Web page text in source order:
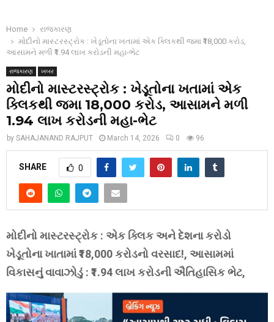
Home
રાજકારણ
મોદીનો માસ્ટરસ્ટ્રોક : ખેડૂતોના ખતામાં એક ક્લિકથી જમા ₹18,000 કરોડ,
આસામને મળી ₹1.94 લાખ કરોડની મહા-ભેટ
રાજકારણ ખબર
મોદીનો માસ્ટરસ્ટ્રોક : ખેડૂતોના ખતામાં એક
ક્લિકથી જમા ₹18,000 કરોડ, આસામને મળી
₹1.94 લાખ કરોડની મહા-ભેટ
by SAHAJANAND RAJPUT March 14, 2026 0 96
SHARE 0
મોદીનો માસ્ટરસ્ટ્રોક : એક ક્લિક અને દેશના કરોડો
ખેડૂતોના ખાતામાં ₹18,000 કરોડનો વરસાદ!, આસામમાં
વિકાસનું વાવાઝોડું : ₹1.94 લાખ કરોડની ઐતિહાસિક ભેટ,